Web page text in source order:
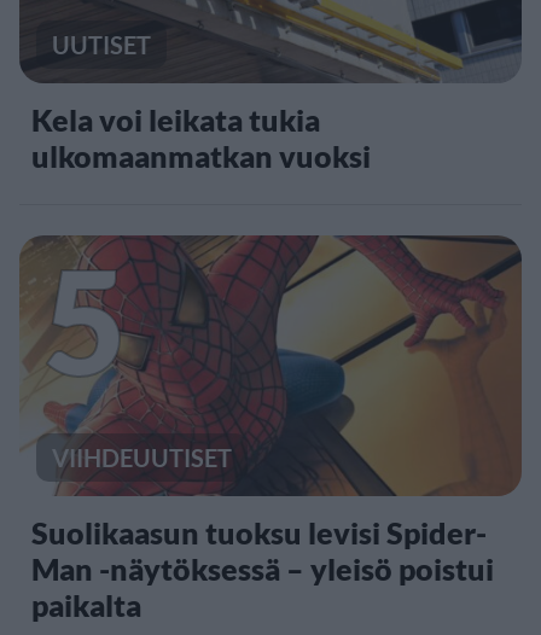
UUTISET
Kela voi leikata tukia
ulkomaanmatkan vuoksi
5
VIIHDEUUTISET
Suolikaasun tuoksu levisi Spider-
Man -näytöksessä – yleisö poistui
paikalta